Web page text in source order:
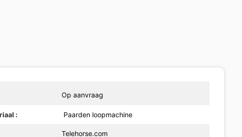
Op aanvraag
: Paarden loopmachine
Telehorse.com